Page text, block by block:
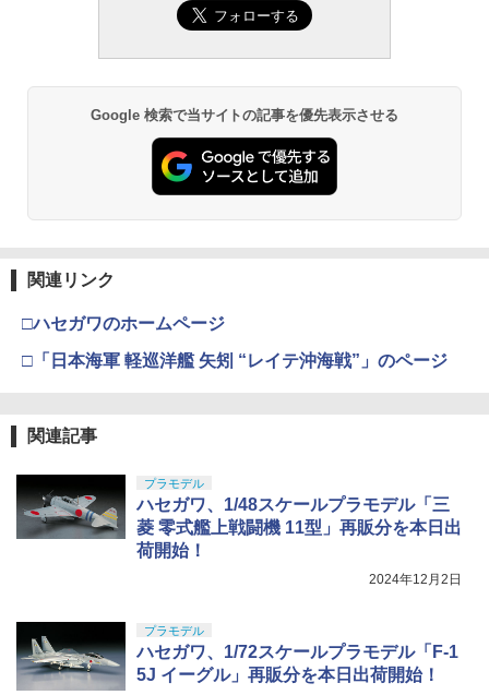
Google 検索で当サイトの記事を優先表示させる
関連リンク
□ハセガワのホームページ
□「日本海軍 軽巡洋艦 矢矧 “レイテ沖海戦”」のページ
関連記事
プラモデル
ハセガワ、1/48スケールプラモデル「三
菱 零式艦上戦闘機 11型」再販分を本日出
荷開始！
2024年12月2日
プラモデル
ハセガワ、1/72スケールプラモデル「F-1
5J イーグル」再販分を本日出荷開始！